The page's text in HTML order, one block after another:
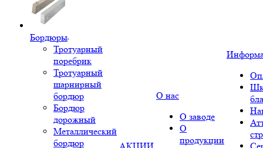
Бордюры
Тротуарный
поребрик
Тротуарный
шарнирный
бордюр
Бордюр
дорожный
Металлический
бордюр
О нас
О заводе
О
продукции